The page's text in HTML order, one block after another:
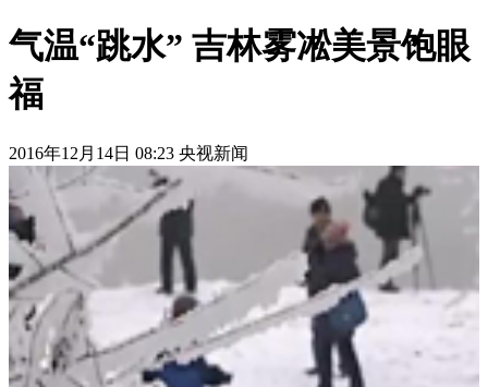
气温“跳水” 吉林雾凇美景饱眼
福
2016年12月14日 08:23 央视新闻